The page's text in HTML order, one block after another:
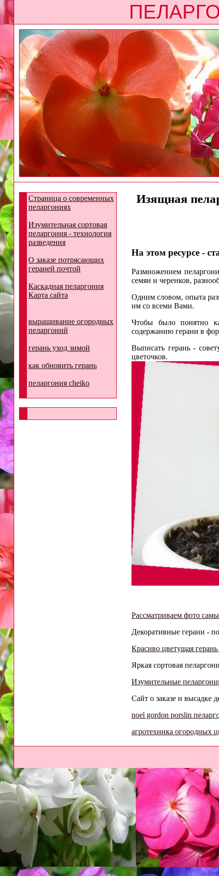
Страница о современных
пеларгониях
Изумительная сортовая
пеларгония - технология
разведения
О заказе потрясающих
гераней почтой
Каскадная пеларгония
Карта сайта
выращивание огородных
пеларгоний
герань уход зимой
как обновить герань
пеларгония cheiko
Изящная
На этом ресурсе -
Размножением
семян и черенков,
Одним словом, опыта
им со всеми Вами.
Чтобы было понятно
содержанию герани в
Выписать герань -
цветочков.
Рассматриваем фото
Декоративные герани -
Красиво цветущая
Яркая сортовая
Изумительные
Сайт о заказе и высадке
noel gordon porslin
агротехника огородных